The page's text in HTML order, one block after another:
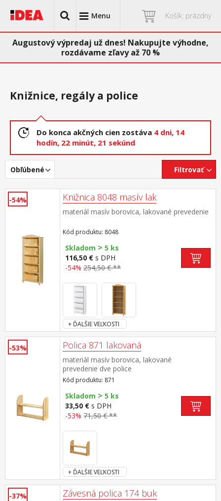
Menu Košík: prázdny
Augustový výpredaj už dnes! Nakupujte výhodne,
rozdávame zľavy až 70 %
Knižnice, regály a police
Do konca akčných cien zostáva 4 dni, 14
hodín, 22 minút, 20 sekúnd
Obľúbené Filtrovať
-54% Knižnica 8048 masív lak
materiál masív borovica, lakované prevedenie
Kód produktu: 8048
Skladom > 5 ks
116,50 € s DPH
-54% 254,50 € **
+ ĎALŠIE VEĽKOSTI
-53% Polica 871 lakovaná
materiál masív borovica, lakované
prevedenie dve police
Kód produktu: 871
Skladom > 5 ks
33,50 € s DPH
-53% 71,50 € **
+ ĎALŠIE VEĽKOSTI
-37% Závesná polica 174 buk